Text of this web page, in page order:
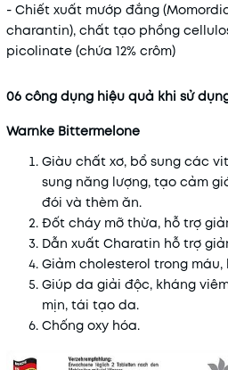
- Chiết xuất mướp đắng
charantin), chất tạo phồng
picolinate (chứa 12% crôm)
06 công dụng hiệu quả khi sử
Warnke Bittermelone
Giàu chất xơ, bổ sung các
sung năng lượng, tạo cảm
đói và thèm ăn.
Đốt cháy mỡ thừa, hỗ trợ
Dẫn xuất Charatin hỗ trợ
Giảm cholesterol trong
Giúp da giải độc, kháng
mịn, tái tạo da.
Chống oxy hóa.